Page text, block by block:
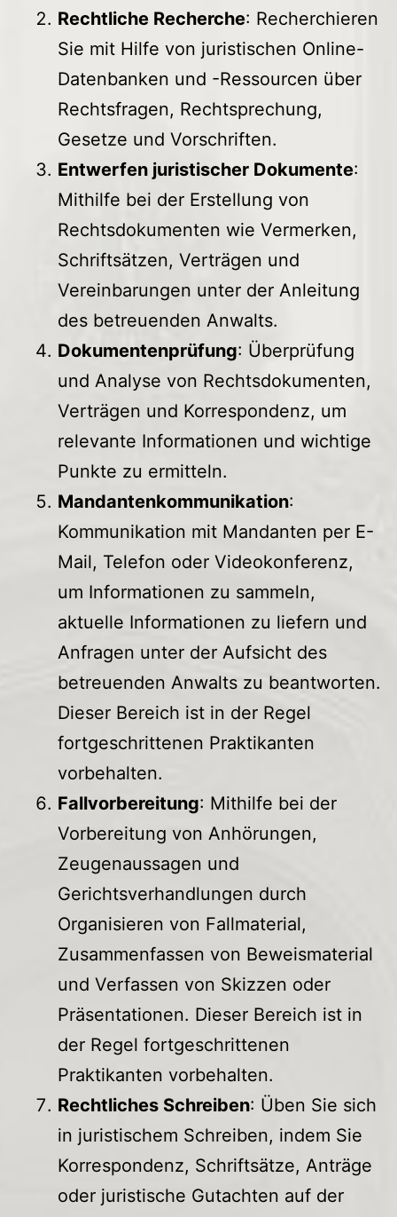
Rechtliche Recherche: Recherchieren
Sie mit Hilfe von juristischen Online-
Datenbanken und -Ressourcen über
Rechtsfragen, Rechtsprechung,
Gesetze und Vorschriften.
Entwerfen juristischer Dokumente:
Mithilfe bei der Erstellung von
Rechtsdokumenten wie Vermerken,
Schriftsätzen, Verträgen und
Vereinbarungen unter der Anleitung
des betreuenden Anwalts.
Dokumentenprüfung: Überprüfung
und Analyse von Rechtsdokumenten,
Verträgen und Korrespondenz, um
relevante Informationen und wichtige
Punkte zu ermitteln.
Mandantenkommunikation:
Kommunikation mit Mandanten per E-
Mail, Telefon oder Videokonferenz,
um Informationen zu sammeln,
aktuelle Informationen zu liefern und
Anfragen unter der Aufsicht des
betreuenden Anwalts zu beantworten.
Dieser Bereich ist in der Regel
fortgeschrittenen Praktikanten
vorbehalten.
Fallvorbereitung: Mithilfe bei der
Vorbereitung von Anhörungen,
Zeugenaussagen und
Gerichtsverhandlungen durch
Organisieren von Fallmaterial,
Zusammenfassen von Beweismaterial
und Verfassen von Skizzen oder
Präsentationen. Dieser Bereich ist in
der Regel fortgeschrittenen
Praktikanten vorbehalten.
Rechtliches Schreiben: Üben Sie sich
in juristischem Schreiben, indem Sie
Korrespondenz, Schriftsätze, Anträge
oder juristische Gutachten auf der